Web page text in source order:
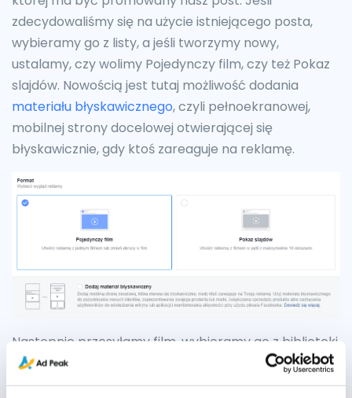
zdecydowaliśmy się na użycie istniejącego posta,
wybieramy go z listy, a jeśli tworzymy nowy,
ustalamy, czy wolimy Pojedynczy film, czy też Pokaz
slajdów. Nowością jest tutaj możliwość dodania
materiału błyskawicznego, czyli pełnoekranowej,
mobilnej strony docelowej otwierającej się
błyskawicznie, gdy ktoś zareaguje na reklamę.
Następnie przesyłamy film, wybieramy go z biblioteki
lub używamy szablonu.